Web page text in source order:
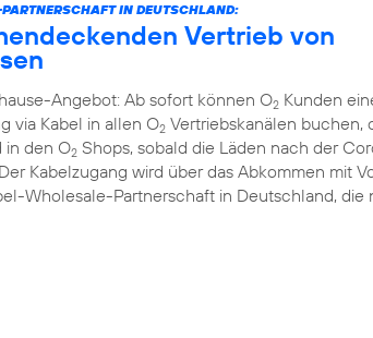
IN DEUTSCHLAND:
Vertrieb von
Angebot: Ab sofort können O2 Kunden
via Kabel in allen O2 Vertriebskanälen buchen,
in den O2 Shops, sobald die Läden nach der
Kabelzugang wird über das Abkommen mit
Wholesale-Partnerschaft in Deutschland, die